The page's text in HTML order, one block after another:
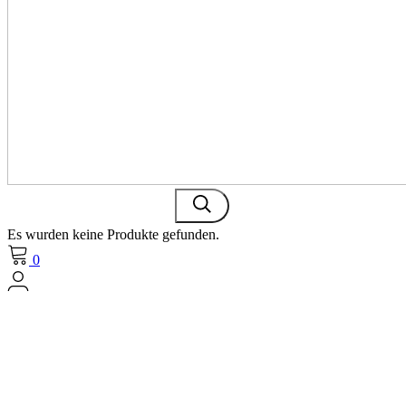
Es wurden keine Produkte gefunden.
0